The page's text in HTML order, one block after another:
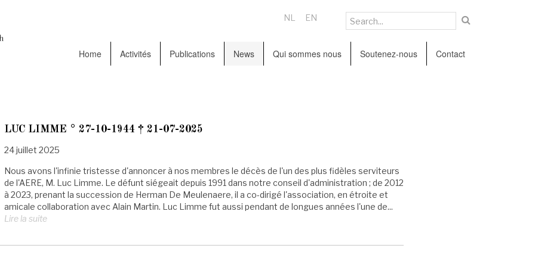
Home Activités Publications News Qui sommes nous Soutenez-nous Contact
NL EN
LUC LIMME ° 27-10-1944 † 21-07-2025
24 juillet 2025
Nous avons l'infinie tristesse d'annoncer à nos membres le décès de l'un des plus fidèles serviteurs
de l'AERE, M. Luc Limme. Le défunt siégeait depuis 1991 dans notre conseil d'administration ; de 2012
à 2023, prenant la succession de Herman De Meulenaere, il a co-dirigé l'association, en étroite et
amicale collaboration avec Alain Martin. Luc Limme fut aussi pendant de longues années l'une de...
Lire la suite